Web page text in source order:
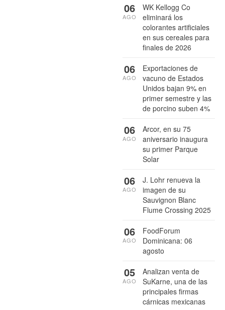
WK Kellogg Co
eliminará los
colorantes artificiales
en sus cereales para
finales de 2026
06
AGO
Exportaciones de
vacuno de Estados
Unidos bajan 9% en
primer semestre y las
de porcino suben 4%
06
AGO
Arcor, en su 75
aniversario inaugura
su primer Parque
Solar
06
AGO
J. Lohr renueva la
imagen de su
Sauvignon Blanc
Flume Crossing 2025
06
AGO
FoodForum
Dominicana: 06
agosto
06
AGO
Analizan venta de
SuKarne, una de las
principales firmas
cárnicas mexicanas
05
AGO